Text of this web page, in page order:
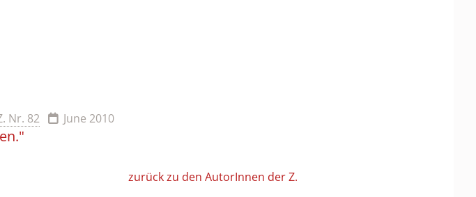
Nr. 82 June 2010
zurück zu den AutorInnen der Z.